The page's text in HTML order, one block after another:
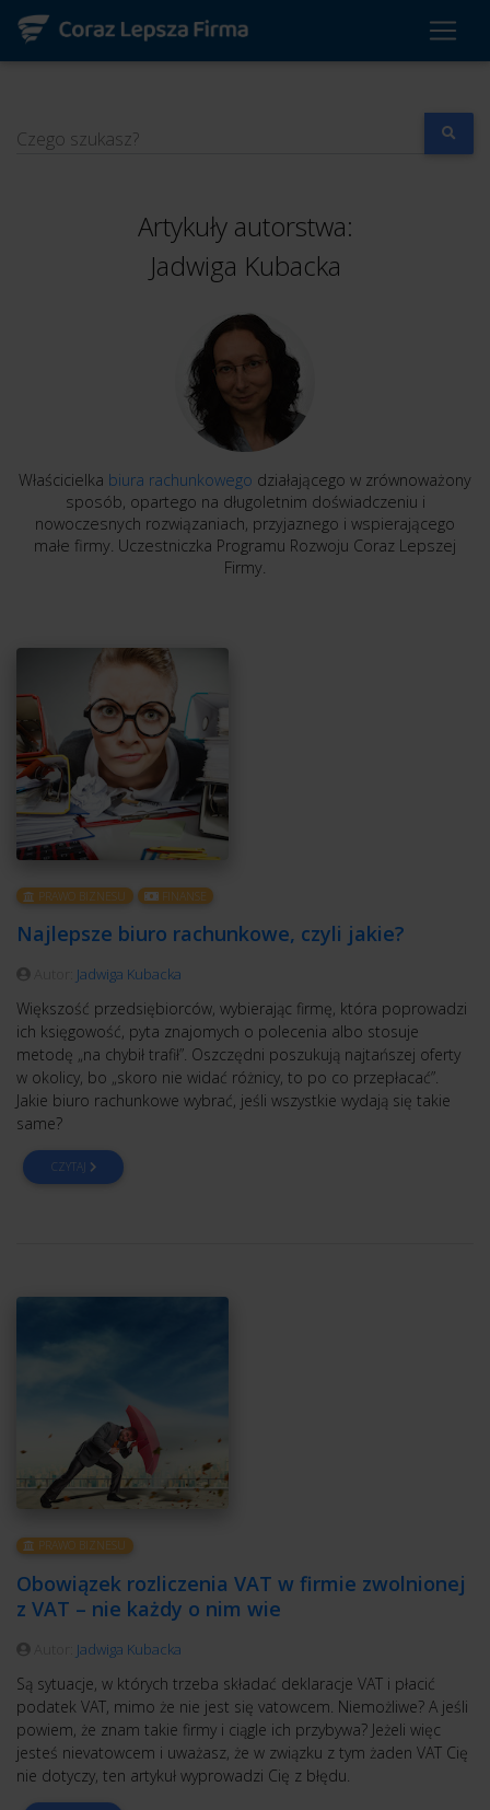
Czego szukasz?
Artykuły autorstwa:
Jadwiga Kubacka
Właścicielka biura rachunkowego działającego w zrównoważony
sposób, opartego na długoletnim doświadczeniu i
nowoczesnych rozwiązaniach, przyjaznego i wspierającego
małe firmy. Uczestniczka Programu Rozwoju Coraz Lepszej
Firmy.
PRAWO BIZNESU FINANSE
Najlepsze biuro rachunkowe, czyli jakie?
Jadwiga Kubacka
Większość przedsiębiorców, wybierając firmę, która poprowadzi
ich księgowość, pyta znajomych o polecenia albo stosuje
metodę „na chybił trafił”. Oszczędni poszukują najtańszej oferty
w okolicy, bo „skoro nie widać różnicy, to po co przepłacać”.
Jakie biuro rachunkowe wybrać, jeśli wszystkie wydają się takie
same?
CZYTAJ
PRAWO BIZNESU
Obowiązek rozliczenia VAT w firmie zwolnionej
z VAT – nie każdy o nim wie
Jadwiga Kubacka
Są sytuacje, w których trzeba składać deklaracje VAT i płacić
podatek VAT, mimo że nie jest się vatowcem. Niemożliwe? A jeśli
powiem, że znam takie firmy i ciągle ich przybywa? Jeżeli więc
jesteś nievatowcem i uważasz, że w związku z tym żaden VAT Cię
nie dotyczy, ten artykuł wyprowadzi Cię z błędu.